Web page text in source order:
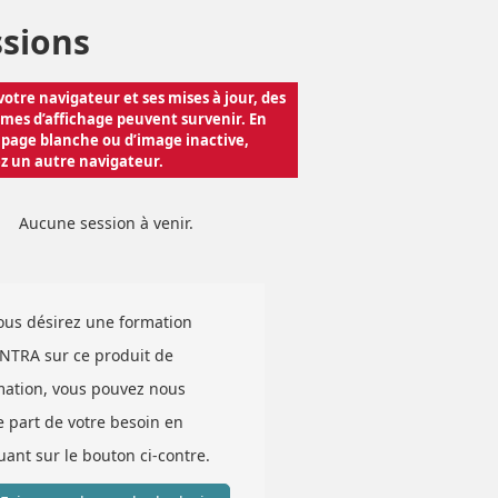
Aucune session à venir.
désirez une formation
sur ce produit de
vous pouvez nous
part de votre besoin en
sur le bouton ci-contre.